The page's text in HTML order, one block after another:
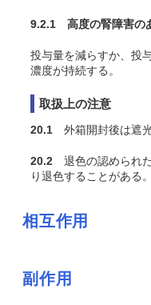
9.2.1 高度の腎障害の
投与量を減らすか、投
濃度が持続する。
取扱上の注意
20.1 外箱開封後は遮
20.2 退色の認められ
り退色することがある。
相互作用
副作用